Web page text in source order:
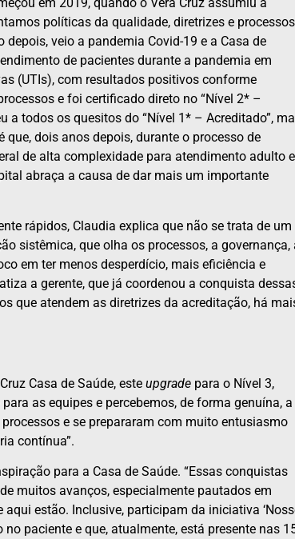
em 2019, quando o Vera Cruz assumiu a
políticas da qualidade, diretrizes e processos
veio a pandemia Covid-19 e a Casa de
de pacientes durante a pandemia em
(UTIs), com resultados positivos conforme
e foi certificado direto no “Nível 2* –
a todos os quesitos do “Nível 1* – Acreditado”,
dois anos depois, durante o processo de
de alta complexidade para atendimento adulto e
abraça a causa de dar mais um importante
rápidos, Claudia explica que não se trata de um
sistêmica, que olha os processos, a governança,
em ter menos desperdício, mais eficiência e
a gerente, que já coordenou a conquista
que atendem as diretrizes da acreditação, há
Casa de Saúde, este upgrade para o Nível 3,
as equipes e percebemos, de forma genuína, a
e se prepararam com muito entusiasmo
contínua”.
para a Casa de Saúde. “Essas conquistas
muitos avanços, especialmente pautados em
estão. Inclusive, participam da iniciativa
paciente e que, atualmente, está presente nas